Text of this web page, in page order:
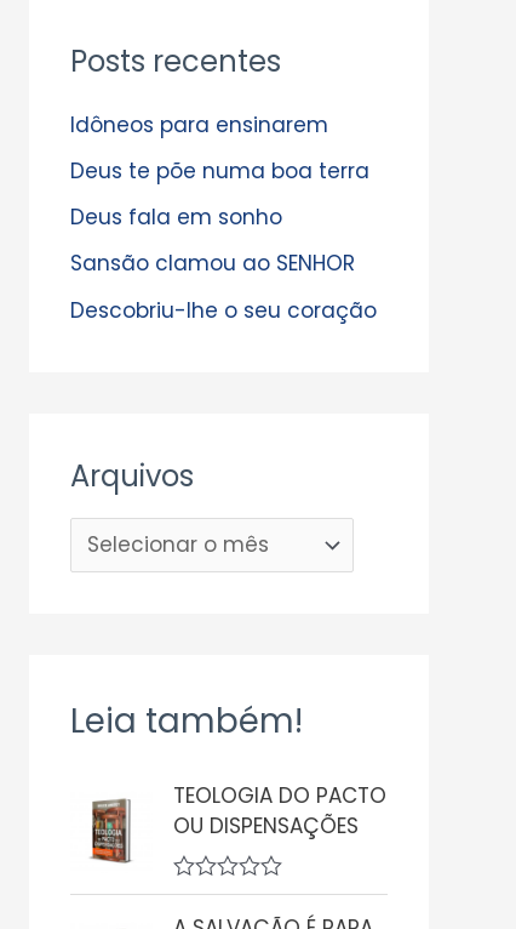
Posts recentes
Idôneos para ensinarem
Deus te põe numa boa terra
Deus fala em sonho
Sansão clamou ao SENHOR
Descobriu-lhe o seu coração
Arquivos
Leia também!
TEOLOGIA DO PACTO
OU DISPENSAÇÕES
A
v